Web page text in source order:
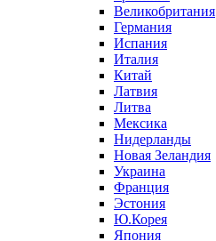
Великобритания
Германия
Испания
Италия
Китай
Латвия
Литва
Мексика
Нидерланды
Новая Зеландия
Украина
Франция
Эстония
Ю.Корея
Япония